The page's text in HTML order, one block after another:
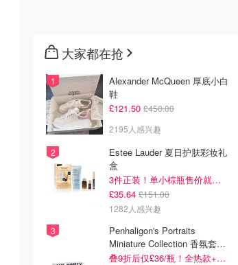
大家都在抢
Alexander McQueen 厚底小白
鞋
£121.50 £450.00
2195人感兴趣
Estee Lauder 夏日护肤彩妆礼
盒
3件正装！单小棕瓶售价就要£65！
£35.64 £151.00
1282人感兴趣
Penhaligon's Portraits
Miniature Collection 香氛套装
5瓶装
叠9折后仅£36/瓶！全热款+标志性兽首头